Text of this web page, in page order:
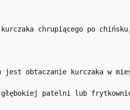
kurczaka chrupiącego po
jest obtaczanie kurczaka w
patelni lub